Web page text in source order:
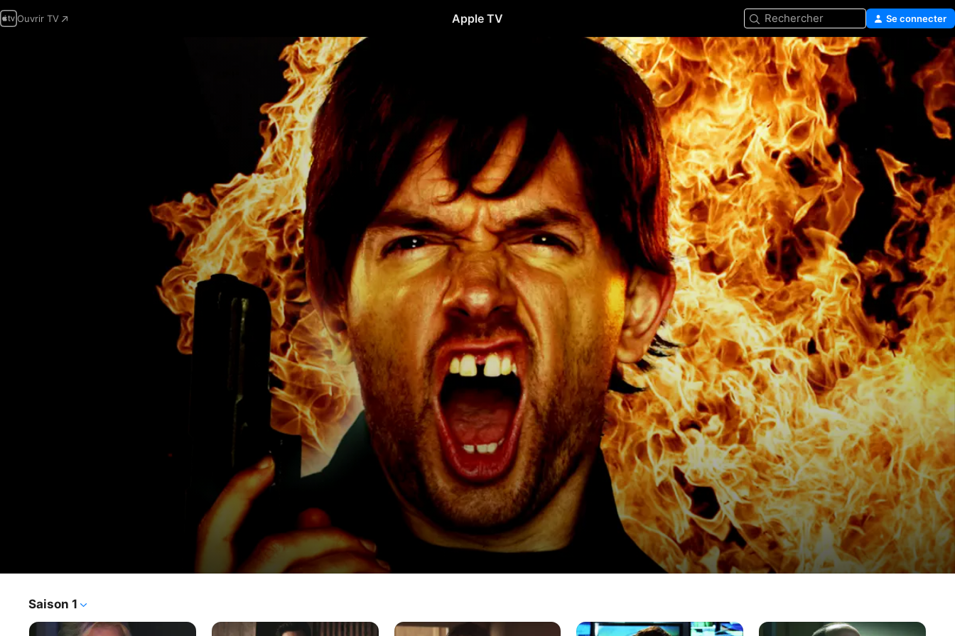
Ouvrir TV Apple TV Rechercher Se connecter
Série TV · Comédie
Saison 1